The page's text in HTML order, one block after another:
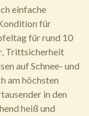
einfache
für
für rund 10
Trittsicherheit
auf Schnee- und
am höchsten
in den
heiß und